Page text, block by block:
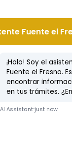
XXII
POPULAR
QUITERIA
2023